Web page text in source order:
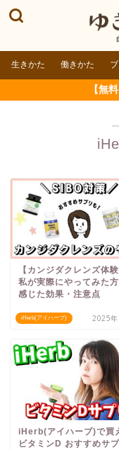
生きかた 働きかた
【無
iHerb(アイハーブ)
【カンジダクレンズ体験
私が実際にやってみた方
感じた効果・注意点
2025年
iHerb(アイハーブ)で買
ビタミンD おすすめサ